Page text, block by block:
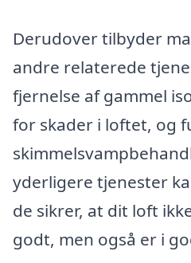
Derudover tilbyder
andre relaterede
fjernelse af gammel
for skader i loftet, og
yderligere tjenester
de sikrer, at dit loft
godt, men også er i